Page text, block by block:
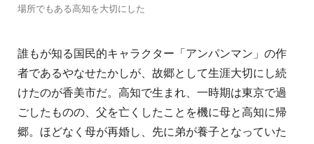
場所でもある高知を大切にした
誰もが知る国民的キャラクター「アンパンマン」の作
者であるやなせたかしが、故郷として生涯大切にし続
けたのが香美市だ。高知で生まれ、一時期は東京で過
ごしたものの、父を亡くしたことを機に母と高知に帰
郷。ほどなく母が再婚し、先に弟が養子となっていた